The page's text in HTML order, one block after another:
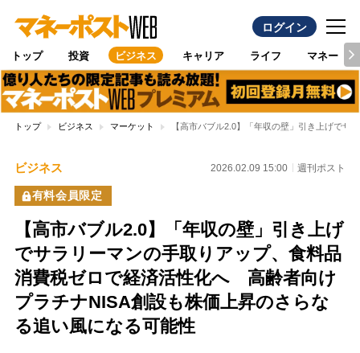
ログイン
トップ 投資 ビジネス キャリア ライフ マネー
トップ ビジネス マーケット 【高市バブル2.0】「年収の壁」引き上げで
ビジネス 2026.02.09 15:00 週刊ポスト
有料会員限定
【高市バブル2.0】「年収の壁」引き上げ
でサラリーマンの手取りアップ、食料品
消費税ゼロで経済活性化へ 高齢者向け
プラチナNISA創設も株価上昇のさらな
る追い風になる可能性